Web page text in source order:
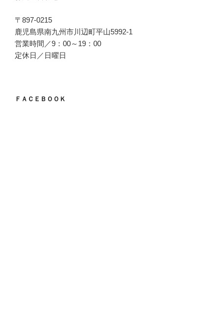
〒897-0215
鹿児島県南九州市川辺町平山5992-1
営業時間／9：00～19：00
定休日／日曜日
ＦＡＣＥＢＯＯＫ